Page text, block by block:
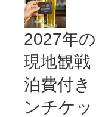
2027年
現地観戦
泊費付
ンチケ